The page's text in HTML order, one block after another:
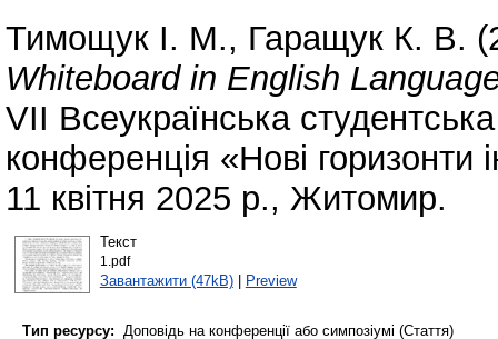
Тимощук І. М., Гаращук К. В.
Whiteboard in English
VІІ Всеукраїнська
конференція «Нові горизонти
11 квітня 2025 р., Житомир.
Текст
1.pdf
Завантажити (47kB)| Preview
Тип ресурсу: Доповідь на конференції або симпозіумі (Стаття)